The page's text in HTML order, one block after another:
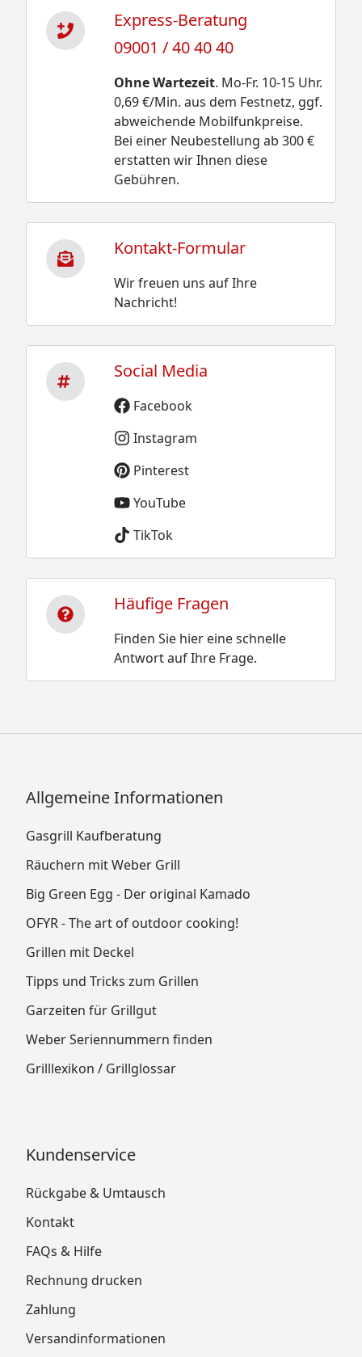
Express-Beratung
09001 / 40 40 40
Ohne Wartezeit. Mo-Fr. 10-15 Uhr.
0,69 €/Min. aus dem Festnetz, ggf.
abweichende Mobilfunkpreise.
Bei einer Neubestellung ab 300 €
erstatten wir Ihnen diese
Gebühren.
Kontakt-Formular
Wir freuen uns auf Ihre
Nachricht!
Social Media
Facebook
Instagram
Pinterest
YouTube
TikTok
Häufige Fragen
Finden Sie hier eine schnelle
Antwort auf Ihre Frage.
Allgemeine Informationen
Gasgrill Kaufberatung
Räuchern mit Weber Grill
Big Green Egg - Der original Kamado
OFYR - The art of outdoor cooking!
Grillen mit Deckel
Tipps und Tricks zum Grillen
Garzeiten für Grillgut
Weber Seriennummern finden
Grilllexikon / Grillglossar
Kundenservice
Rückgabe & Umtausch
Kontakt
FAQs & Hilfe
Rechnung drucken
Zahlung
Versandinformationen